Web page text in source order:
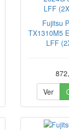
Fujitsu
TX1310M5
LFF
Ver